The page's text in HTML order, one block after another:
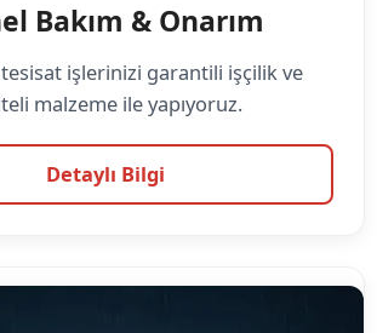
Bakım & Onarım
tesisat işlerinizi garantili işçilik ve
malzeme ile yapıyoruz.
Detaylı Bilgi